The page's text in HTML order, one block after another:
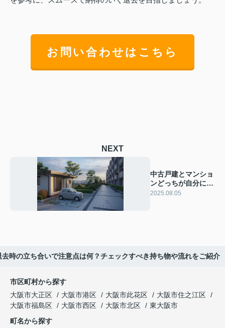
お問い合わせはこちら
NEXT
中古戸建とマンショ
ンどっちが自分に合
う？比較ポイントと
2025.08.05
去時の立ち合いで注意点は何？チェックすべき持ち物や流れをご紹介
市区町村から探す
大阪市大正区
大阪市港区 大阪市此花区
大阪市住之江区
大阪市福島区
大阪市西区 大阪市北区
東大阪市
町名から探す